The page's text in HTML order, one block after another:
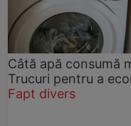
Câtă apă consumă
Trucuri pentru a
Fapt divers